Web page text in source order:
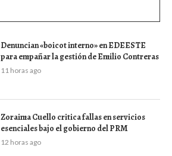
Denuncian «boicot interno» en EDEESTE
para empañar la gestión de Emilio Contreras
11 horas ago
Zoraima Cuello critica fallas en servicios
esenciales bajo el gobierno del PRM
12 horas ago